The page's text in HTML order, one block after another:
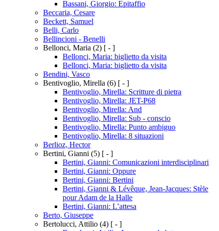
Bassani, Giorgio: Epitaffio
Beccaria, Cesare
Beckett, Samuel
Belli, Carlo
Bellincioni - Benelli
Bellonci, Maria (2) [ - ]
Bellonci, Maria: biglietto da visita
Bellonci, Maria: biglietto da visita
Bendini, Vasco
Bentivoglio, Mirella (6) [ - ]
Bentivoglio, Mirella: Scritture di pietra
Bentivoglio, Mirella: JET-P68
Bentivoglio, Mirella: And
Bentivoglio, Mirella: Sub - conscio
Bentivoglio, Mirella: Punto ambiguo
Bentivoglio, Mirella: 8 situazioni
Berlioz, Hector
Bertini, Gianni (5) [ - ]
Bertini, Gianni: Comunicazioni interdisciplinari
Bertini, Gianni: Oppure
Bertini, Gianni: Bertini
Bertini, Gianni & Lévêque, Jean-Jacques: Stèle
pour Adam de la Halle
Bertini, Gianni: L’attesa
Berto, Giuseppe
Bertolucci, Attilio (4) [ - ]